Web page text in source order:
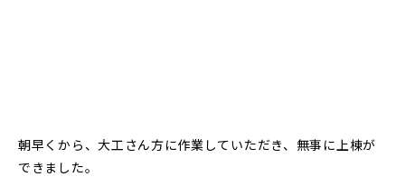
朝早くから、大工さん方に作業していただき、無事に上棟が
できました。